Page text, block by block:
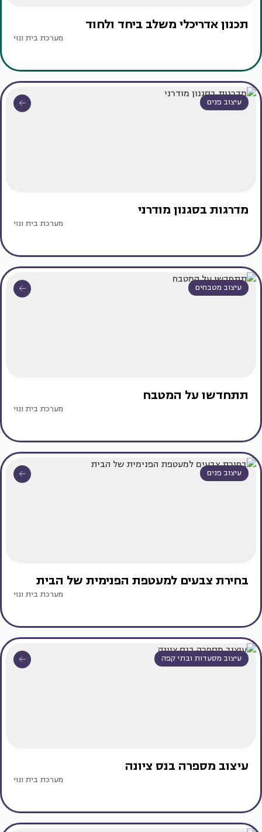
תכנון אדריכלי משלב ביחד ולחוד
מערכת בית ונוי
עיצוב פנים
מדרגות בסגנון מודרני
מערכת בית ונוי
עיצוב מטבחים
תתחדשו על המטבח
מערכת בית ונוי
עיצוב פנים
בחירת צבעים למעטפת הפנימית של הבית
מערכת בית ונוי
עיצוב מסעדות ובתי קפה
עיצוב מספרה בנס ציונה
מערכת בית ונוי